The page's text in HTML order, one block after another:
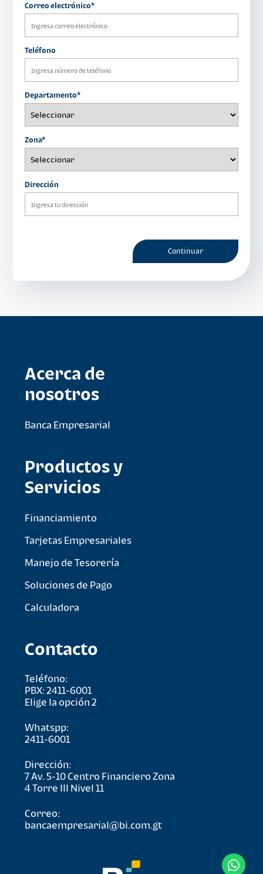
Correo electrónico*
Teléfono
Departamento*
Zona*
Dirección
Acerca de
nosotros
Banca Empresarial
Productos y
Servicios
Financiamiento
Tarjetas Empresariales
Manejo de Tesorería
Soluciones de Pago
Calculadora
Contacto
Teléfono:
PBX: 2411-6001
Elige la opción 2
Whatspp:
2411-6001
Dirección:
7 Av. 5-10 Centro Financiero Zona
4 Torre lll Nivel 11
Correo:
bancaempresarial@bi.com.gt